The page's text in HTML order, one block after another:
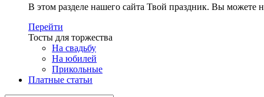
В этом разделе нашего сайта Твой праздник. Вы можете
Перейти
Тосты для торжества
На свадьбу
На юбилей
Прикольные
Платные статьи